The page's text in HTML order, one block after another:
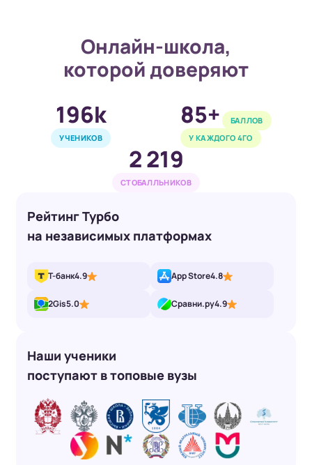
Онлайн-школа,
которой доверяют
Рейтинг Турбо
на независимых платформах
Т-банк4.9 App Store4.8
2Gis5.0 Сравни.ру4.9
Наши ученики
поступают в топовые вузы
196k
УЧЕНИКОВ
2 219
СТОБАЛЛЬНИКОВ
85+
БАЛЛОВ
У КАЖДОГО 4ГО